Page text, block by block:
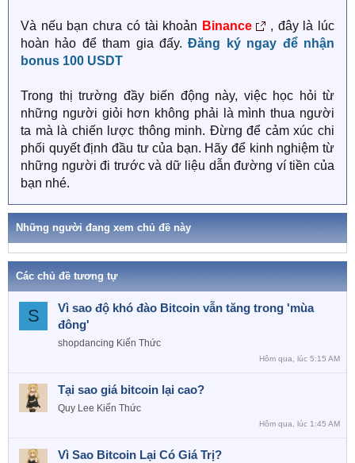
Và nếu bạn chưa có tài khoản Binance
, đây là lúc
hoàn hảo để tham gia đấy.Đăng ký ngay để nhận
bonus 100 USDT
Trong thị trường đầy biến động này, việc học hỏi từ
những người giỏi hơn không phải là mình thua người
ta mà là chiến lược thông minh. Đừng để cảm xúc chi
phối quyết định đầu tư của bạn. Hãy để kinh nghiệm từ
những người đi trước và dữ liệu dẫn đường ví tiền của
bạn nhé.
Những người đang xem chủ đề này
Các chủ đề tương tự
S
Vì sao độ khó đào Bitcoin vẫn tăng trong 'mùa
đông'
shopdancing Kiến Thức
Hôm qua, lúc 5:15 AM
Tại sao giá bitcoin lại cao?
Quy Lee Kiến Thức
Hôm qua, lúc 1:45 AM
Vì Sao Bitcoin Lại Có Giá Trị?